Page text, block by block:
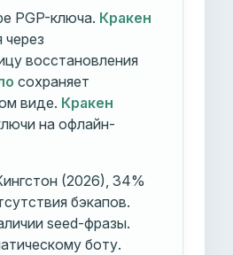
PGP-ключа. Кракен
восстановления
сохраняет
виде. Кракен
на офлайн-
(2026), 34%
бэкапов.
seed-фразы.
боту.